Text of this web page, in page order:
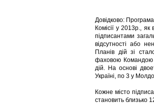
Довідково:
Комісії у 2013р.,
підписантами
відсутності або
Планів дій зі
фаховою Командою
дій. На основі
Україні, по 3 у
Кожне місто
становить близько